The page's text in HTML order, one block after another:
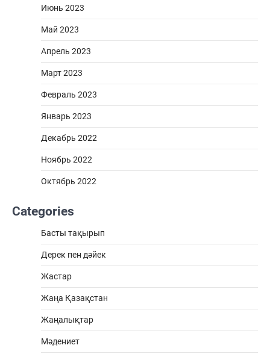
Июнь 2023
Май 2023
Апрель 2023
Март 2023
Февраль 2023
Январь 2023
Декабрь 2022
Ноябрь 2022
Октябрь 2022
Categories
Басты тақырып
Дерек пен дәйек
Жастар
Жаңа Қазақстан
Жаңалықтар
Мәдениет